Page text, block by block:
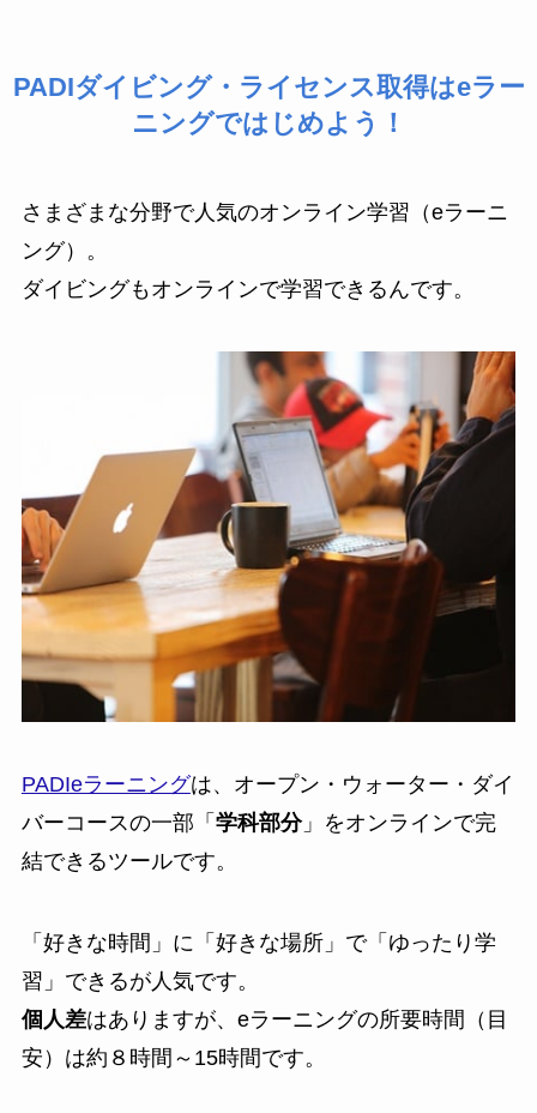
PADIダイビング・ライセンス取得はeラー
ニングではじめよう！
さまざまな分野で人気のオンライン学習（eラーニ
ング）。
ダイビングもオンラインで学習できるんです。
PADIeラーニングは、オープン・ウォーター・ダイ
バーコースの一部「 学科部分」をオンラインで完
結できるツールです。
「好きな時間」に「好きな場所」で「ゆったり学
習」できるが人気です。
個人差はありますが、eラーニングの所要時間（目
安）は約８時間～15時間です。